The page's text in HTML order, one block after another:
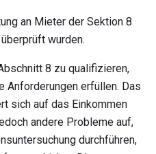
an Mieter der Sektion 8
wurden.
8 zu qualifizieren,
erfüllen. Das
sich auf das Einkommen
andere Probleme auf,
durchführen,